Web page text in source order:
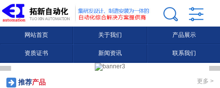
网站首页 关于我们 产品展示
资质证书 新闻资讯 联系我们
推荐产品 更多 >